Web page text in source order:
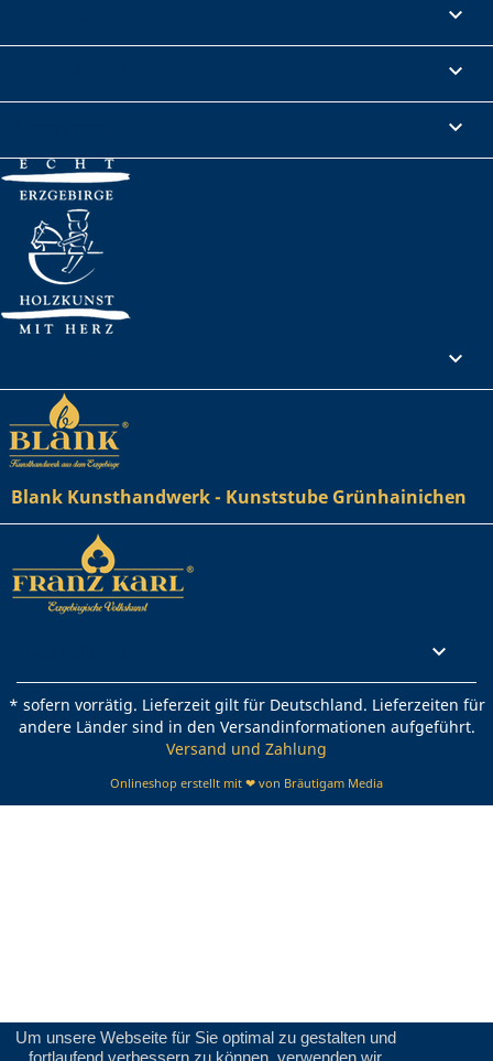
Um unsere Webseite für Sie optimal zu gestalten und
fortlaufend verbessern zu können, verwenden wir




Blank Kunsthandwerk - Kunststube Grünhainichen

* sofern vorrätig. Lieferzeit gilt für Deutschland. Lieferzeiten für
andere Länder sind in den Versandinformationen aufgeführt.
Versand und Zahlung
Onlineshop erstellt mit ❤ von Bräutigam Media